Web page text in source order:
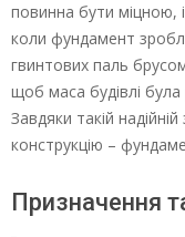
повинна бути міцною,
коли фундамент
гвинтових паль
щоб маса будівлі була
Завдяки такій
конструкцію –
Призначення